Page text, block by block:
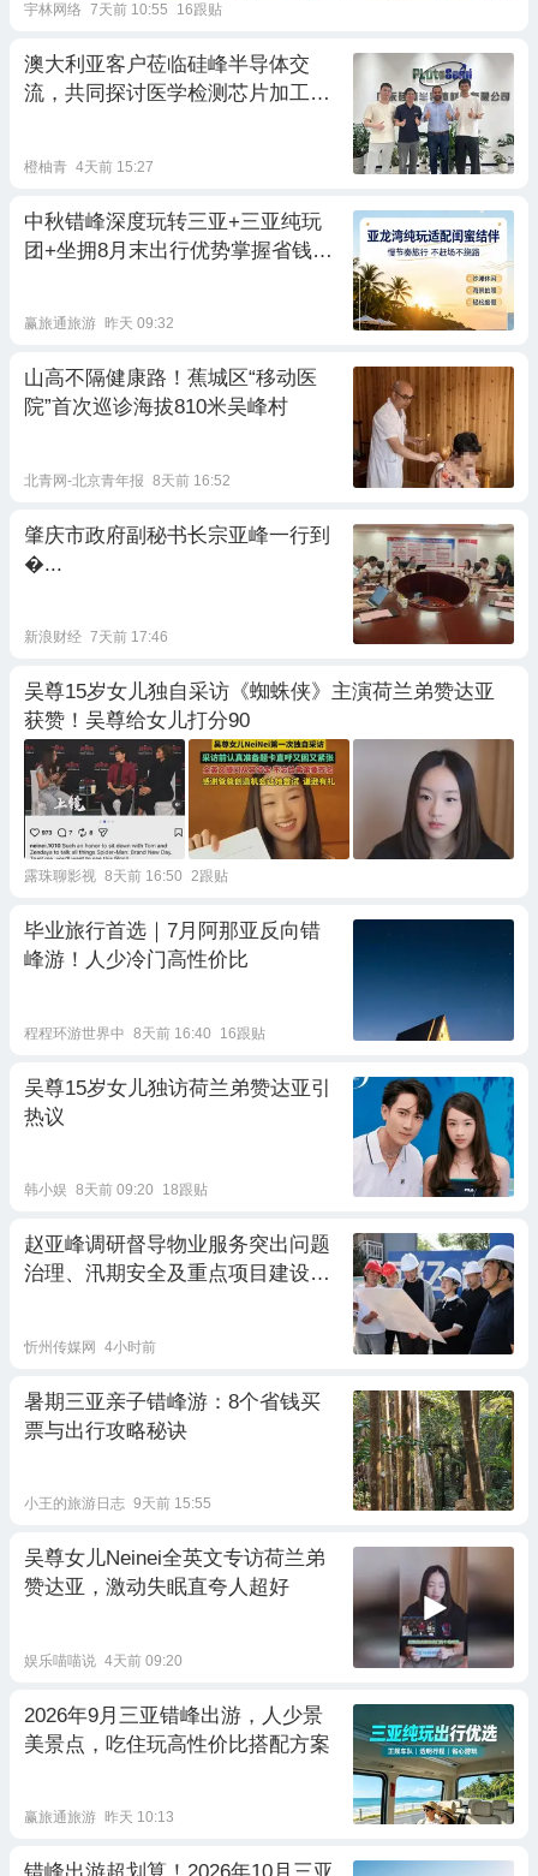
宇林网络 7天前 10:55 16跟贴
澳大利亚客户莅临硅峰半导体交
流，共同探讨医学检测芯片加工合
橙柚青 4天前 15:27
中秋错峰深度玩转三亚+三亚纯玩
团+坐拥8月末出行优势掌握省钱费
赢旅通旅游 昨天 09:32
山高不隔健康路！蕉城区“移动医
院”首次巡诊海拔810米吴峰村
北青网-北京青年报 8天前 16:52
肇庆市政府副秘书长宗亚峰一行到
�...
新浪财经 7天前 17:46
吴尊15岁女儿独自采访《蜘蛛侠》主演荷兰弟赞达亚
获赞！吴尊给女儿打分90
露珠聊影视 8天前 16:50 2跟贴
毕业旅行首选｜7月阿那亚反向错
峰游！人少冷门高性价比
程程环游世界中 8天前 16:40 16跟贴
吴尊15岁女儿独访荷兰弟赞达亚引
热议
韩小娱 8天前 09:20 18跟贴
赵亚峰调研督导物业服务突出问题
治理、汛期安全及重点项目建设等
忻州传媒网 4小时前
暑期三亚亲子错峰游：8个省钱买
票与出行攻略秘诀
小王的旅游日志 9天前 15:55
吴尊女儿Neinei全英文专访荷兰弟
赞达亚，激动失眠直夸人超好
娱乐喵喵说 4天前 09:20
2026年9月三亚错峰出游，人少景
美景点，吃住玩高性价比搭配方案
赢旅通旅游 昨天 10:13